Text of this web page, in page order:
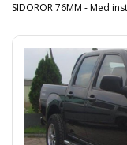
SIDORÖR 76MM - Med